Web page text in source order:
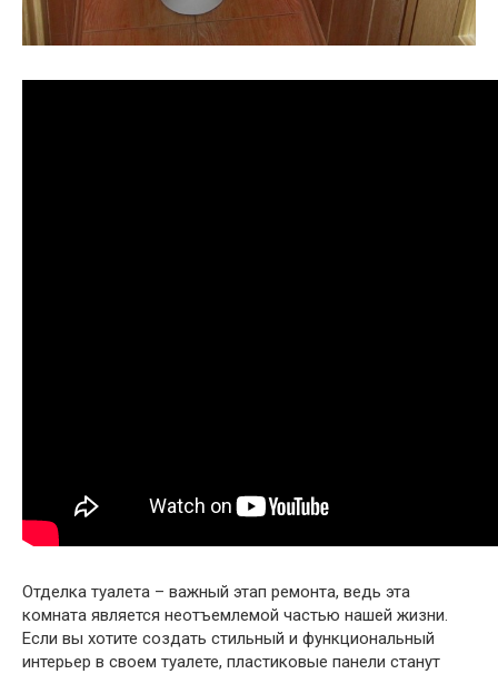
Отделка туалета – важный этап ремонта, ведь эта
комната является неотъемлемой частью нашей жизни.
Если вы хотите создать стильный и функциональный
интерьер в своем туалете, пластиковые панели станут